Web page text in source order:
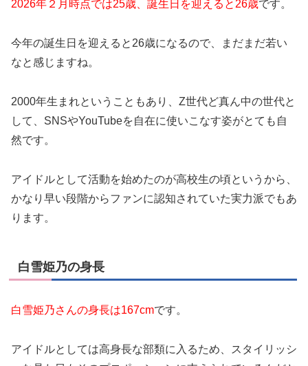
2026年２月時点では25歳、誕生日を迎えると26歳です。
今年の誕生日を迎えると26歳になるので、まだまだ若い
なと感じますね。
2000年生まれということもあり、Z世代ど真ん中の世代と
して、SNSやYouTubeを自在に使いこなす姿がとても自
然です。
アイドルとして活動を始めたのが高校生の頃というから、
かなり早い段階からファンに認知されていた実力派でもあ
ります。
白雪姫乃の身長
白雪姫乃さんの身長は167cmです。
アイドルとしては高身長な部類に入るため、スタイリッシ